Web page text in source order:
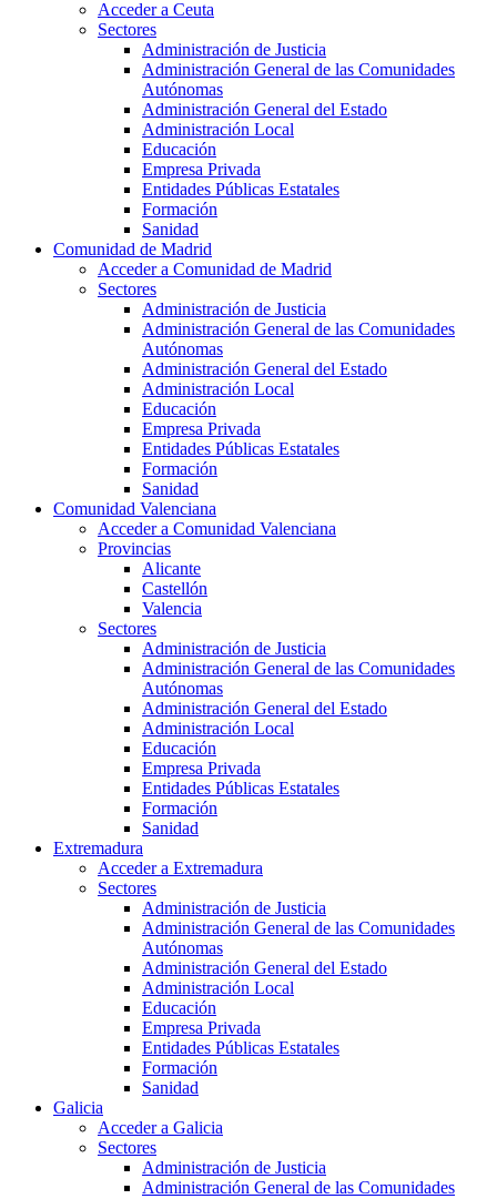
Acceder a Ceuta
Sectores
Administración de Justicia
Administración General de las Comunidades
Autónomas
Administración General del Estado
Administración Local
Educación
Empresa Privada
Entidades Públicas Estatales
Formación
Sanidad
Comunidad de Madrid
Acceder a Comunidad de Madrid
Sectores
Administración de Justicia
Administración General de las Comunidades
Autónomas
Administración General del Estado
Administración Local
Educación
Empresa Privada
Entidades Públicas Estatales
Formación
Sanidad
Comunidad Valenciana
Acceder a Comunidad Valenciana
Provincias
Alicante
Castellón
Valencia
Sectores
Administración de Justicia
Administración General de las Comunidades
Autónomas
Administración General del Estado
Administración Local
Educación
Empresa Privada
Entidades Públicas Estatales
Formación
Sanidad
Extremadura
Acceder a Extremadura
Sectores
Administración de Justicia
Administración General de las Comunidades
Autónomas
Administración General del Estado
Administración Local
Educación
Empresa Privada
Entidades Públicas Estatales
Formación
Sanidad
Galicia
Acceder a Galicia
Sectores
Administración de Justicia
Administración General de las Comunidades